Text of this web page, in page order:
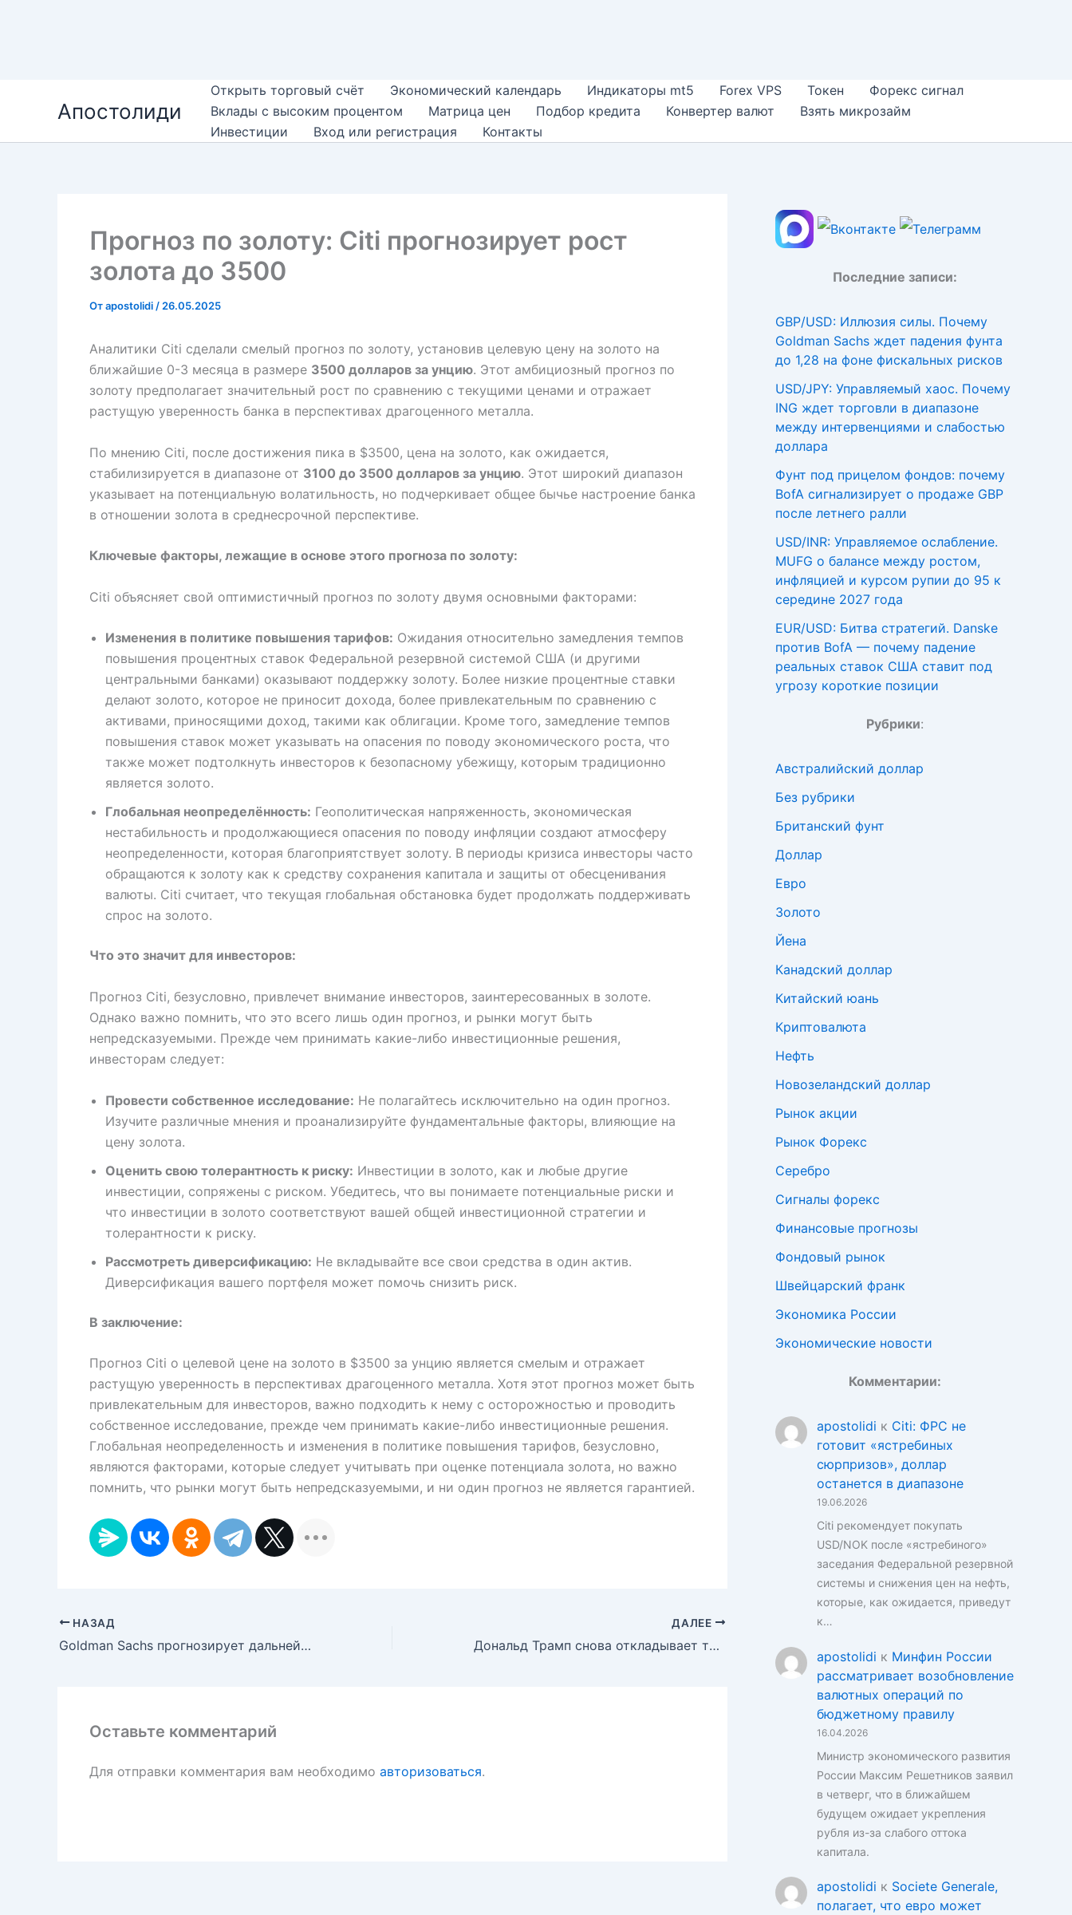
Апостолиди
Открыть торговый счёт Экономический календарь Индикаторы mt5 Forex VPS Токен
Форекс сигнал
Вклады с высоким процентом
Матрица цен Подбор кредита Конвертер валют
Взять микрозайм
Инвестиции
Вход или регистрация Контакты
Прогноз по золоту: Citi прогнозирует рост
золота до 3500
Отapostolidi / 26.05.2025
Аналитики Citi сделали смелый прогноз по золоту, установив целевую цену на золото на
ближайшие 0-3 месяца в размере 3500 долларов за унцию. Этот амбициозный прогноз по
золоту предполагает значительный рост по сравнению с текущими ценами и отражает
растущую уверенность банка в перспективах драгоценного металла.
По мнению Citi, после достижения пика в $3500, цена на золото, как ожидается,
стабилизируется в диапазоне от 3100 до 3500 долларов за унцию. Этот широкий диапазон
указывает на потенциальную волатильность, но подчеркивает общее бычье настроение банка
в отношении золота в среднесрочной перспективе.
Ключевые факторы, лежащие в основе этого прогноза по золоту:
Citi объясняет свой оптимистичный прогноз по золоту двумя основными факторами:
Изменения в политике повышения тарифов: Ожидания относительно замедления темпов
повышения процентных ставок Федеральной резервной системой США (и другими
центральными банками) оказывают поддержку золоту. Более низкие процентные ставки
делают золото, которое не приносит дохода, более привлекательным по сравнению с
активами, приносящими доход, такими как облигации. Кроме того, замедление темпов
повышения ставок может указывать на опасения по поводу экономического роста, что
также может подтолкнуть инвесторов к безопасному убежищу, которым традиционно
является золото.
Глобальная неопределённость: Геополитическая напряженность, экономическая
нестабильность и продолжающиеся опасения по поводу инфляции создают атмосферу
неопределенности, которая благоприятствует золоту. В периоды кризиса инвесторы часто
обращаются к золоту как к средству сохранения капитала и защиты от обесценивания
валюты. Citi считает, что текущая глобальная обстановка будет продолжать поддерживать
спрос на золото.
Что это значит для инвесторов:
Прогноз Citi, безусловно, привлечет внимание инвесторов, заинтересованных в золоте.
Однако важно помнить, что это всего лишь один прогноз, и рынки могут быть
непредсказуемыми. Прежде чем принимать какие-либо инвестиционные решения,
инвесторам следует:
Провести собственное исследование: Не полагайтесь исключительно на один прогноз.
Изучите различные мнения и проанализируйте фундаментальные факторы, влияющие на
цену золота.
Оценить свою толерантность к риску: Инвестиции в золото, как и любые другие
инвестиции, сопряжены с риском. Убедитесь, что вы понимаете потенциальные риски и
что инвестиции в золото соответствуют вашей общей инвестиционной стратегии и
толерантности к риску.
Рассмотреть диверсификацию: Не вкладывайте все свои средства в один актив.
Диверсификация вашего портфеля может помочь снизить риск.
В заключение:
Прогноз Citi о целевой цене на золото в $3500 за унцию является смелым и отражает
растущую уверенность в перспективах драгоценного металла. Хотя этот прогноз может быть
привлекательным для инвесторов, важно подходить к нему с осторожностью и проводить
собственное исследование, прежде чем принимать какие-либо инвестиционные решения.
Глобальная неопределенность и изменения в политике повышения тарифов, безусловно,
являются факторами, которые следует учитывать при оценке потенциала золота, но важно
помнить, что рынки могут быть непредсказуемыми, и ни один прогноз не является гарантией.
НАЗАД
Goldman Sachs прогнозирует дальнейшее укрепление юаня по отношению к доллару
ДАЛЕЕ
Дональд Трамп снова откладывает тарифы ЕС, но аналитики сомневаются в долгосрочном решении
Оставьте комментарий
Для отправки комментария вам необходимо авторизоваться.
Последние записи:
GBP/USD: Иллюзия силы. Почему
Goldman Sachs ждет падения фунта
до 1,28 на фоне фискальных рисков
USD/JPY: Управляемый хаос. Почему
ING ждет торговли в диапазоне
между интервенциями и слабостью
доллара
Фунт под прицелом фондов: почему
BofA сигнализирует о продаже GBP
после летнего ралли
USD/INR: Управляемое ослабление.
MUFG о балансе между ростом,
инфляцией и курсом рупии до 95 к
середине 2027 года
EUR/USD: Битва стратегий. Danske
против BofA — почему падение
реальных ставок США ставит под
угрозу короткие позиции
Рубрики:
Австралийский доллар
Без рубрики
Британский фунт
Доллар
Евро
Золото
Йена
Канадский доллар
Китайский юань
Криптовалюта
Нефть
Новозеландский доллар
Рынок акции
Рынок Форекс
Серебро
Сигналы форекс
Финансовые прогнозы
Фондовый рынок
Швейцарский франк
Экономика России
Экономические новости
Комментарии:
apostolidi к Citi: ФРС не
готовит «ястребиных
сюрпризов», доллар
останется в диапазоне
19.06.2026
Citi рекомендует покупать
USD/NOK после «ястребиного»
заседания Федеральной резервной
системы и снижения цен на нефть,
которые, как ожидается, приведут
к…
apostolidi к Минфин России
рассматривает возобновление
валютных операций по
бюджетному правилу
16.04.2026
Министр экономического развития
России Максим Решетников заявил
в четверг, что в ближайшем
будущем ожидает укрепления
рубля из-за слабого оттока
капитала.
apostolidi к Societe Generale,
полагает, что евро может